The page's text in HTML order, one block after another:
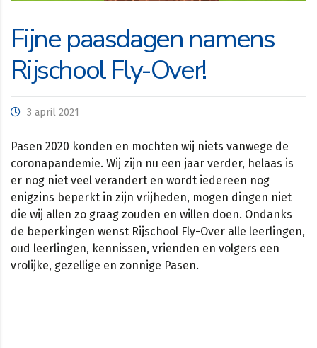
Fijne paasdagen namens
Rijschool Fly-Over!
3 april 2021
Pasen 2020 konden en mochten wij niets vanwege de
coronapandemie. Wij zijn nu een jaar verder, helaas is
er nog niet veel verandert en wordt iedereen nog
enigzins beperkt in zijn vrijheden, mogen dingen niet
die wij allen zo graag zouden en willen doen. Ondanks
de beperkingen wenst Rijschool Fly-Over alle leerlingen,
oud leerlingen, kennissen, vrienden en volgers een
vrolijke, gezellige en zonnige Pasen.